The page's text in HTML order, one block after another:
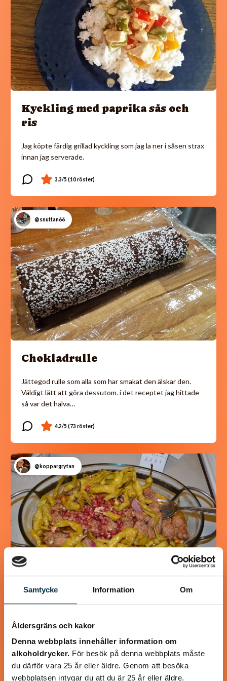
Samtycke Information Om
Åldersgräns och kakor
Denna webbplats innehåller information om
alkoholdrycker. För besök på denna webbplats måste
du därför vara 25 år eller äldre. Genom att besöka
webbplatsen intygar du att du är 25 år eller äldre.
Kyckling med paprika sås och
ris
Jag köpte färdig grillad kyckling som jag la ner i såsen strax
innan jag serverade.
@snuttan66
Chokladrulle
Jättegod rulle som alla som har smakat den älskar den.
Väldigt lätt att göra dessutom. i det receptet jag hittade
så var det halva…
@koppargrytan
Turkisk köfte
En längtan till Turkisk mat